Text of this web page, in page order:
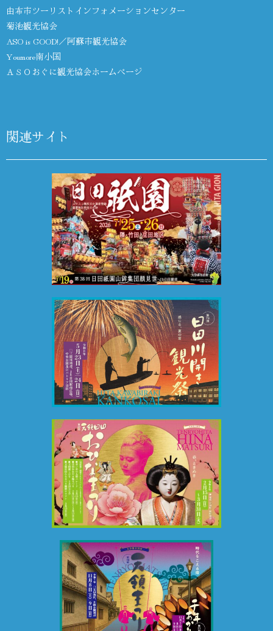
由布市ツーリストインフォメーションセンター
菊池観光協会
ASO is GOOD!／阿蘇市観光協会
Youmore南小国
ＡＳＯおぐに観光協会ホームページ
関連サイト